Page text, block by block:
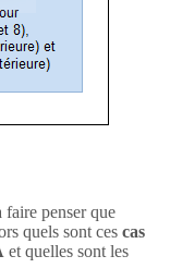
faire penser que
quels sont ces cas
et quelles sont les